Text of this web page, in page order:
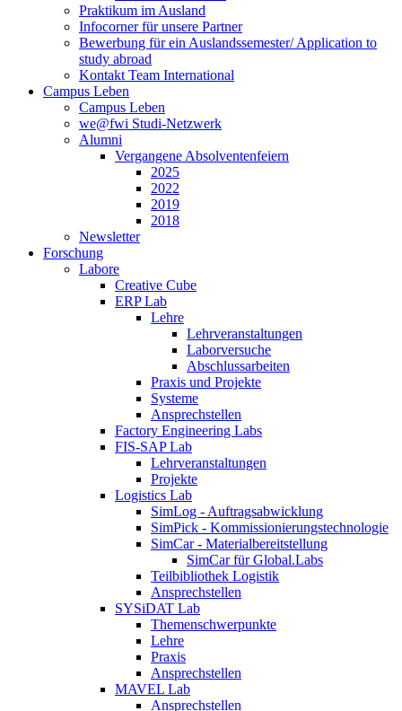
Praktikum im Ausland
Infocorner für unsere Partner
Bewerbung für ein Auslandssemester/ Application to
study abroad
Kontakt Team International
Campus Leben
Campus Leben
we@fwi Studi-Netzwerk
Alumni
Vergangene Absolventenfeiern
2025
2022
2019
2018
Newsletter
Forschung
Labore
Creative Cube
ERP Lab
Lehre
Lehrveranstaltungen
Laborversuche
Abschlussarbeiten
Praxis und Projekte
Systeme
Ansprechstellen
Factory Engineering Labs
FIS-SAP Lab
Lehrveranstaltungen
Projekte
Logistics Lab
SimLog - Auftragsabwicklung
SimPick - Kommissionierungstechnologie
SimCar - Materialbereitstellung
SimCar für Global.Labs
Teilbibliothek Logistik
Ansprechstellen
SYSiDAT Lab
Themenschwerpunkte
Lehre
Praxis
Ansprechstellen
MAVEL Lab
Ansprechstellen